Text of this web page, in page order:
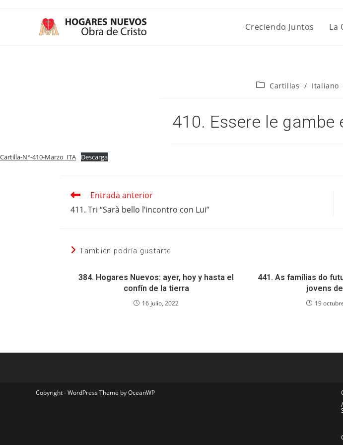
Creciendo Juntos La
Categoría
entrada:
Cartillas / Italiano
410. Essere le
Cartilla-N°-410-Marzo_ITA Descarga
Leer
artículos
Entrada anterior
411. Tri “Sarà bello l’incontro con Lui”
También podría gustarte
384. Hogares Nuevos: ayer, hoy y hasta el
confín de la tierra
16 julio, 2022
441. As famílias do
jovens
19
Copyright - WordPress Theme by OceanWP